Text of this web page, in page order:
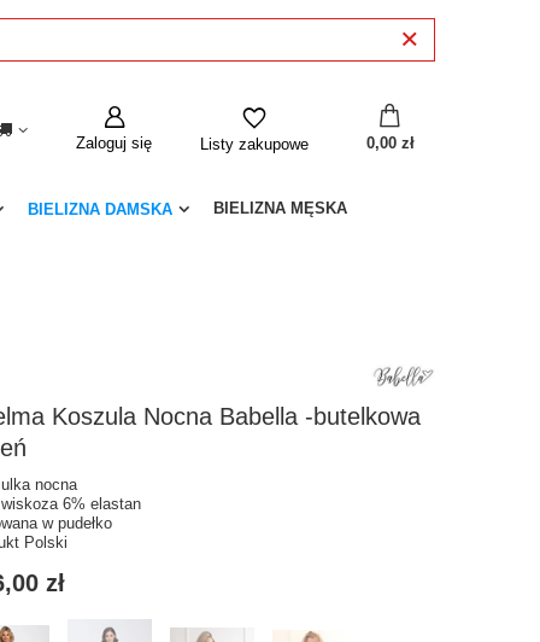
Zaloguj się Listy zakupowe 0,00 zł
BIELIZNA DAMSKA BIELIZNA MĘSKA
Koszula Nocna Babella -butelkowa
nocna
6% elastan
w pudełko
Polski
zł